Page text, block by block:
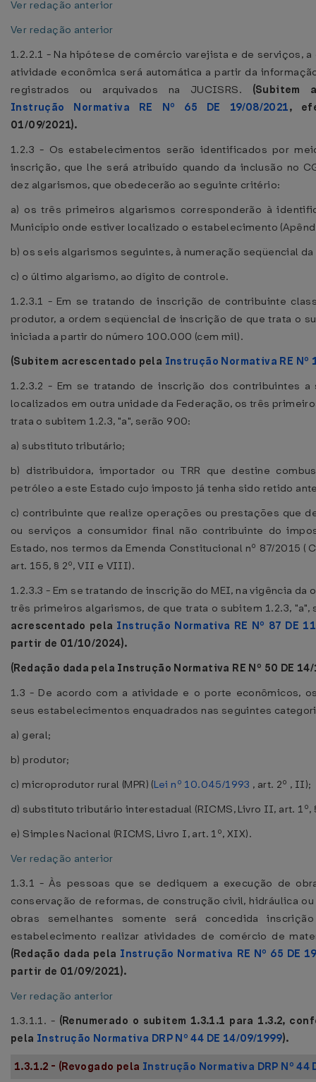
Ver redação anterior
Ver redação anterior
1.2.2.1 - Na hipótese de comércio varejista e de serviços,
atividade econômica será automática a partir da
registrados ou arquivados na JUCISRS. (Subitem
Instrução Normativa RE Nº 65 DE 19/08/2021,
01/09/2021).
1.2.3 - Os estabelecimentos serão identificados por
inscrição, que lhe será atribuído quando da inclusão no
dez algarismos, que obedecerão ao seguinte critério:
a) os três primeiros algarismos corresponderão à
Município onde estiver localizado o estabelecimento
b) os seis algarismos seguintes, à numeração seqüencial
c) o último algarismo, ao dígito de controle.
1.2.3.1 - Em se tratando de inscrição de contribuinte
produtor, a ordem seqüencial de inscrição de que trata o
iniciada a partir do número 100.000 (cem mil).
(Subitem acrescentado pela Instrução Normativa RE Nº
1.2.3.2 - Em se tratando de inscrição dos contribuintes a
localizados em outra unidade da Federação, os três
trata o subitem 1.2.3, "a", serão 900:
a) substituto tributário;
b) distribuidora, importador ou TRR que destine
petróleo a este Estado cujo imposto já tenha sido retido
c) contribuinte que realize operações ou prestações que
ou serviços a consumidor final não contribuinte do
Estado, nos termos da Emenda Constitucional nº 87/2015 (
art. 155, § 2º, VII e VIII).
1.2.3.3 - Em se tratando de inscrição do MEI, na vigência da
três primeiros algarismos, de que trata o subitem 1.2.3,
acrescentado pela Instrução Normativa RE Nº 87 DE
partir de 01/10/2024).
(Redação dada pela Instrução Normativa RE Nº 50 DE
1.3 - De acordo com a atividade e o porte econômicos,
seus estabelecimentos enquadrados nas seguintes
a) geral;
b) produtor;
c) microprodutor rural (MPR) (Lei nº 10.045/1993 , art. 2º , II);
d) substituto tributário interestadual (RICMS, Livro II, art. 1º, §
e) Simples Nacional (RICMS, Livro I, art. 1º, XIX).
Ver redação anterior
1.3.1 - Às pessoas que se dediquem a execução de
conservação de reformas, de construção civil, hidráulica
obras semelhantes somente será concedida
estabelecimento realizar atividades de comércio de
(Redação dada pela Instrução Normativa RE Nº 65 DE
partir de 01/09/2021).
Ver redação anterior
1.3.1.1. - (Renumerado o subitem 1.3.1.1 para 1.3.2,
pela Instrução Normativa DRP Nº 44 DE 14/09/1999).
1.3.1.2 - (Revogado pela Instrução Normativa DRP Nº 44